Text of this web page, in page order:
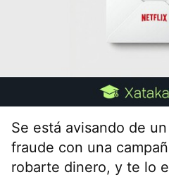
Se está avisando de
fraude con una
robarte dinero, y te lo